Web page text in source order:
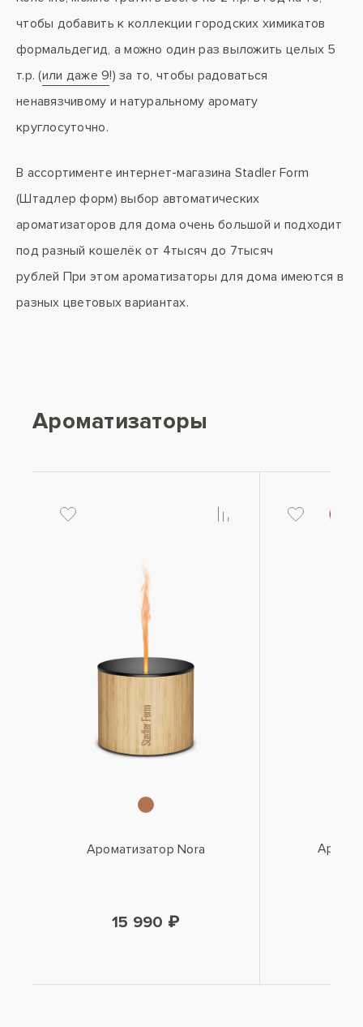
чтобы добавить к коллекции городских химикатов
формальдегид, а можно один раз выложить целых 5
т.р. (или даже 9!) за то, чтобы радоваться
ненавязчивому и натуральному аромату
круглосуточно.
В ассортименте интернет-магазина Stadler Form
(Штадлер форм) выбор автоматических
ароматизаторов для дома очень большой и подходит
под разный кошелёк от 4тысяч до 7тысяч
рублей При этом ароматизаторы для дома имеются в
разных цветовых вариантах.
Ароматизаторы
Ароматизатор Nora
15 990 ₽